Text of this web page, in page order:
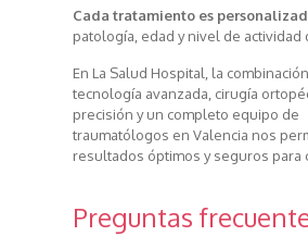
Cada tratamiento es
patología, edad y nivel de actividad
En La Salud Hospital, la
tecnología avanzada, cirugía
precisión y un completo equipo de
traumatólogos en Valencia nos
resultados óptimos y seguros para
Preguntas